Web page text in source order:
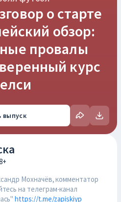
о старте
обзор:
провалы
курс
выпуск
Мохначёв, комментатор
на телеграм-канал
https://t.me/zapiskiyp